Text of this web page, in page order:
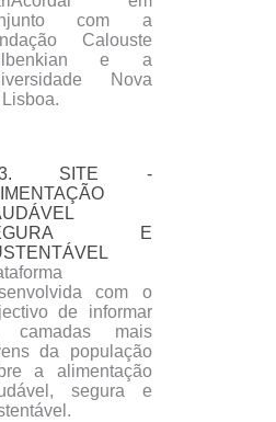
com a
Calouste
e a
Nova
SITE -
E
com o
de informar
camadas mais
da população
a alimentação
segura e